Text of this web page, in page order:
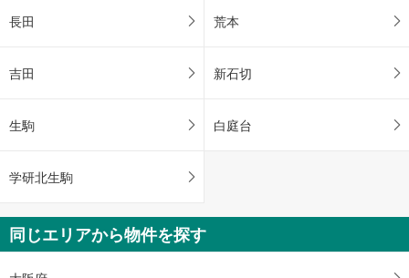
長田 荒本
吉田 新石切
生駒 白庭台
学研北生駒
同じエリアから物件を探す